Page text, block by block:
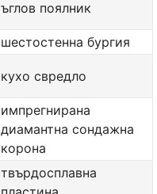
ъглов поялник
шестостенна бургия
кухо свредло
импрегнирана
диамантна сондажна
корона
твърдосплавна